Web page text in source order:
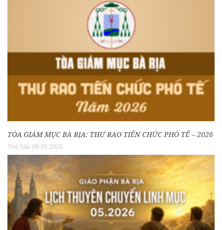
TÒA GIÁM MỤC BÀ RỊA: THƯ RAO TIẾN CHỨC PHÓ TẾ – 2026
Thứ Sáu 08.05.2026